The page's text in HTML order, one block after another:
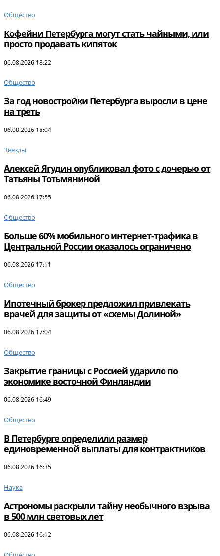
Общество
Кофейни Петербурга могут стать чайными, или
просто продавать кипяток
06.08.2026 18:22
Общество
За год новостройки Петербурга выросли в цене
на треть
06.08.2026 18:04
Звезды
Алексей Ягудин опубликовал фото с дочерью от
Татьяны Тотьмяниной
06.08.2026 17:55
Общество
Больше 60% мобильного интернет-трафика в
Центральной России оказалось ограничено
06.08.2026 17:11
Общество
Ипотечный брокер предложил привлекать
врачей для защиты от «схемы Долиной»
06.08.2026 17:04
Общество
Закрытие границы с Россией ударило по
экономике восточной Финляндии
06.08.2026 16:49
Общество
В Петербурге определили размер
единовременной выплаты для контрактников
06.08.2026 16:35
Наука
Астрономы раскрыли тайну необычного взрыва
в 500 млн световых лет
06.08.2026 16:12